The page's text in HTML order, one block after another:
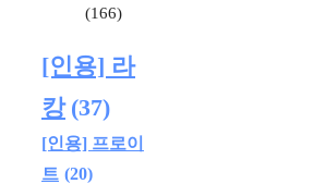
(166)
[인용] 라
캉 (37)
[인용] 프로이
트 (20)